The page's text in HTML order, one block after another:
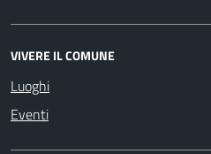
VIVERE IL COMUNE
Luoghi
Eventi